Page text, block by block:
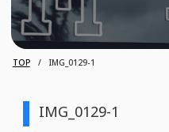
TOP IMG_0129-1
IMG_0129-1